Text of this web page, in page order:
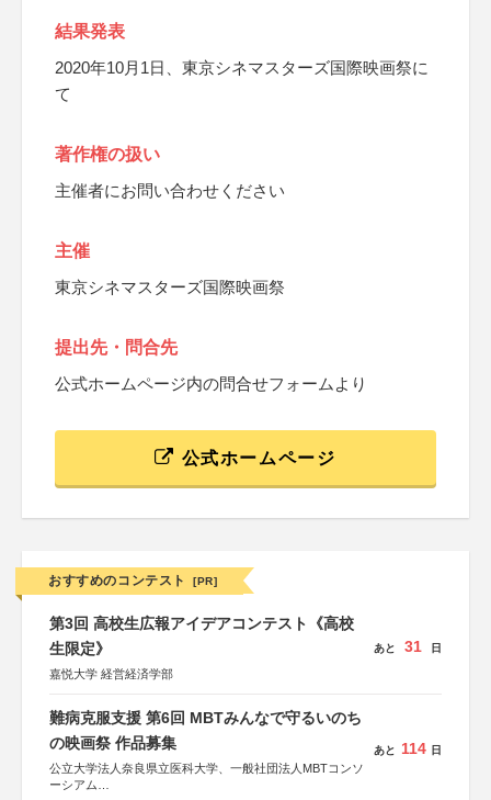
結果発表
2020年10月1日、東京シネマスターズ国際映画祭に
て
著作権の扱い
主催者にお問い合わせください
主催
東京シネマスターズ国際映画祭
提出先・問合先
公式ホームページ内の問合せフォームより
公式ホームページ
おすすめのコンテスト [PR]
第3回 高校生広報アイデアコンテスト《高校
生限定》
嘉悦大学 経営経済学部
あと 31 日
難病克服支援 第6回 MBTみんなで守るいのち
の映画祭 作品募集
公立大学法人奈良県立医科大学、一般社団法人MBTコンソ
ーシアム
あと 114 日